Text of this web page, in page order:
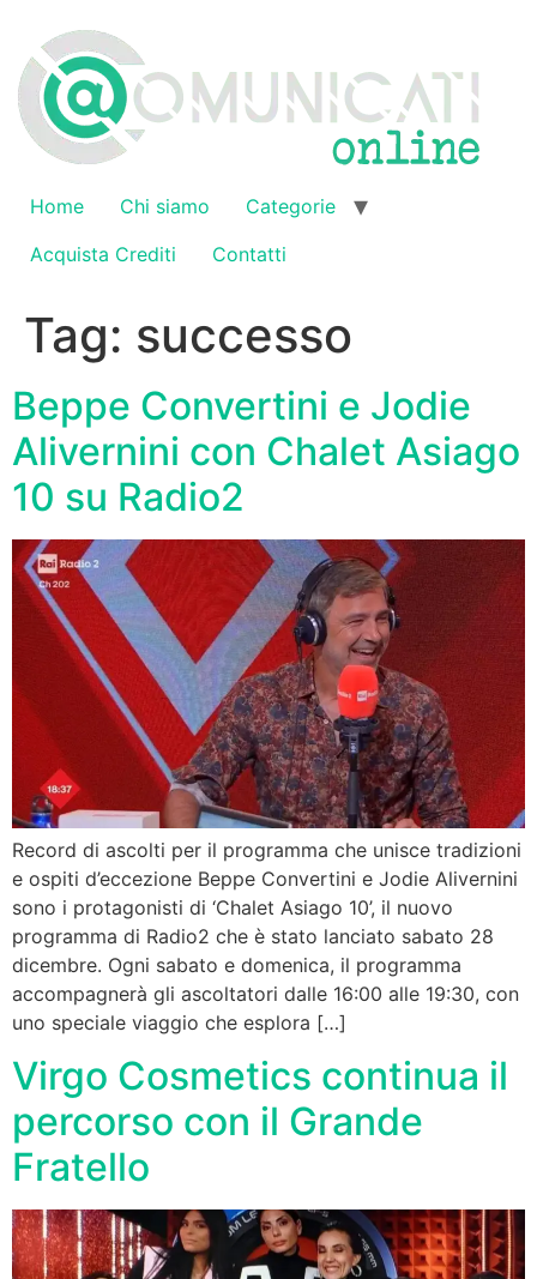
contenuto
Home Chi siamo
Categorie
Acquista Crediti
Contatti
Tag: successo
Beppe Convertini e Jodie
Alivernini con Chalet Asiago
10 su Radio2
Record di ascolti per il programma che unisce tradizioni
e ospiti d’eccezione Beppe Convertini e Jodie Alivernini
sono i protagonisti di ‘Chalet Asiago 10’, il nuovo
programma di Radio2 che è stato lanciato sabato 28
dicembre. Ogni sabato e domenica, il programma
accompagnerà gli ascoltatori dalle 16:00 alle 19:30, con
uno speciale viaggio che esplora […]
Virgo Cosmetics continua il
percorso con il Grande
Fratello